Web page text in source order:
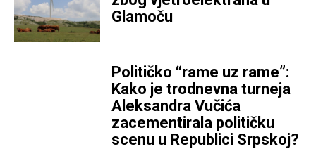
Glamoču
Političko “rame uz rame”:
Kako je trodnevna turneja
Aleksandra Vučića
zacementirala političku
scenu u Republici Srpskoj?